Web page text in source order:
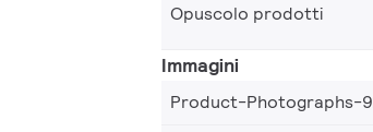
Opuscolo prodotti
Immagini
Product-Photographs-